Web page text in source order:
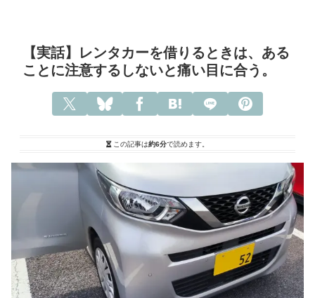
【実話】レンタカーを借りるときは、ある
ことに注意するしないと痛い目に合う。
この記事は約6分で読めます。